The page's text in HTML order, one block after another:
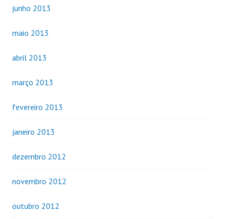
junho 2013
maio 2013
abril 2013
março 2013
fevereiro 2013
janeiro 2013
dezembro 2012
novembro 2012
outubro 2012